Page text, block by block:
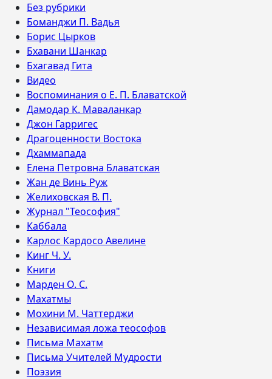
Без рубрики
Боманджи П. Вадья
Борис Цырков
Бхавани Шанкар
Бхагавад Гита
Видео
Воспоминания о Е. П. Блаватской
Дамодар К. Маваланкар
Джон Гарригес
Драгоценности Востока
Дхаммапада
Елена Петровна Блаватская
Жан де Винь Руж
Желиховская В. П.
Журнал "Теософия"
Каббала
Карлос Кардосо Авелине
Кинг Ч. У.
Книги
Марден О. С.
Махатмы
Мохини М. Чаттерджи
Независимая ложа теософов
Письма Махатм
Письма Учителей Мудрости
Поэзия